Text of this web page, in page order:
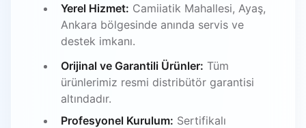
Yerel Hizmet: Camiiatik Mahallesi, Ayaş,
Ankara bölgesinde anında servis ve
destek imkanı.
Orijinal ve Garantili Ürünler: Tüm
ürünlerimiz resmi distribütör garantisi
altındadır.
Profesyonel Kurulum: Sertifikalı